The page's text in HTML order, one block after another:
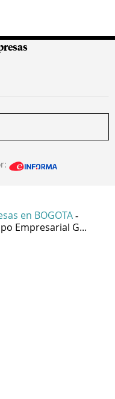
en BOGOTA -
Empresarial G...